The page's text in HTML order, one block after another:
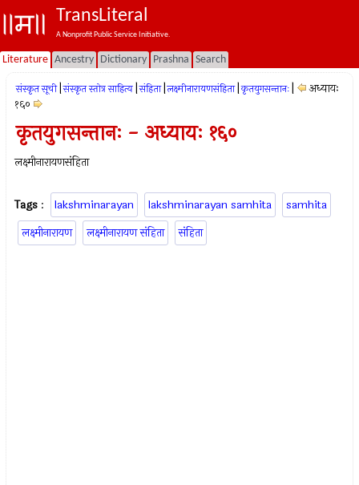
TransLiteral
A Nonprofit Public Service Initiative.
Literature Ancestry Dictionary Prashna Search
संस्कृत सूची संस्कृत स्तोत्र साहित्य संहिता लक्ष्मीनारायणसंहिता कृतयुगसन्तानः
अध्यायः
१६०
कृतयुगसन्तानः - अध्यायः १६०
लक्ष्मीनारायणसंहिता
Tags : lakshminarayan lakshminarayan samhita
samhita
लक्ष्मीनारायण
लक्ष्मीनारायण संहिता संहिता